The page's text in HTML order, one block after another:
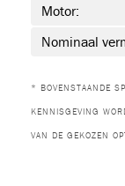
Motor:
Nominaal
* BOVENSTAANDE
KENNISGEVING
VAN DE GEKOZEN